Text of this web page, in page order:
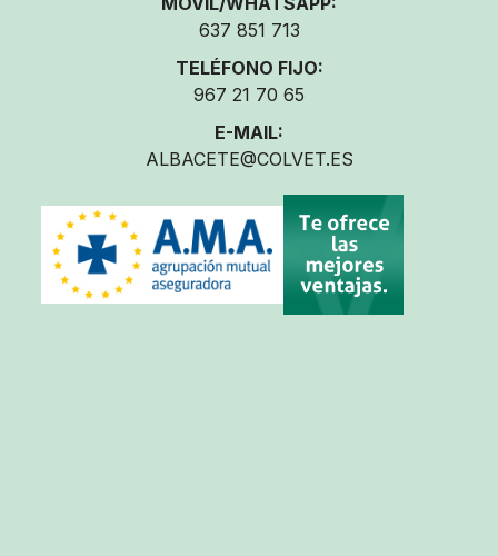
637 851 713
TELÉFONO FIJO:
967 21 70 65
E-MAIL:
ALBACETE@COLVET.ES